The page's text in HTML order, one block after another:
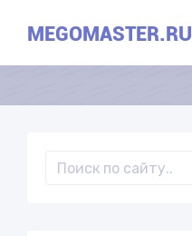
MEGOMASTER.RU